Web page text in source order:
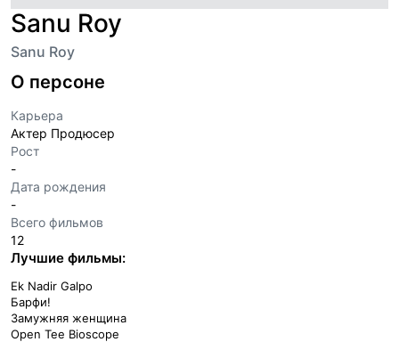
Sanu Roy
Sanu Roy
О персоне
Карьера
Актер Продюсер
Рост
-
Дата рождения
-
Всего фильмов
12
Лучшие фильмы:
Ek Nadir Galpo
Барфи!
Замужняя женщина
Open Tee Bioscope